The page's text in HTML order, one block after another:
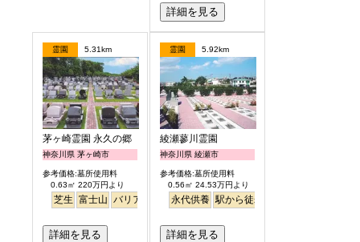
詳細を見る
霊園 5.31km
茅ヶ崎霊園 永久の郷
神奈川県 茅ヶ崎市
参考価格:墓所使用料
0.63㎡ 220万円より
芝生 富士山 バリアフリー
詳細を見る
霊園 5.92km
綾瀬蓼川霊園
神奈川県 綾瀬市
参考価格:墓所使用料
0.56㎡ 24.53万円より
永代供養 駅から徒歩
詳細を見る